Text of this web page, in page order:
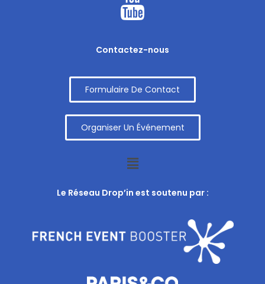
Contactez-nous
Formulaire De Contact
Organiser Un Événement
Le Réseau Drop’in est soutenu par :